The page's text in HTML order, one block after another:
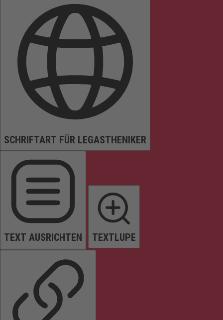
SCHRIFTART FÜR LEGASTHENIKER
TEXT AUSRICHTEN TEXTLUPE